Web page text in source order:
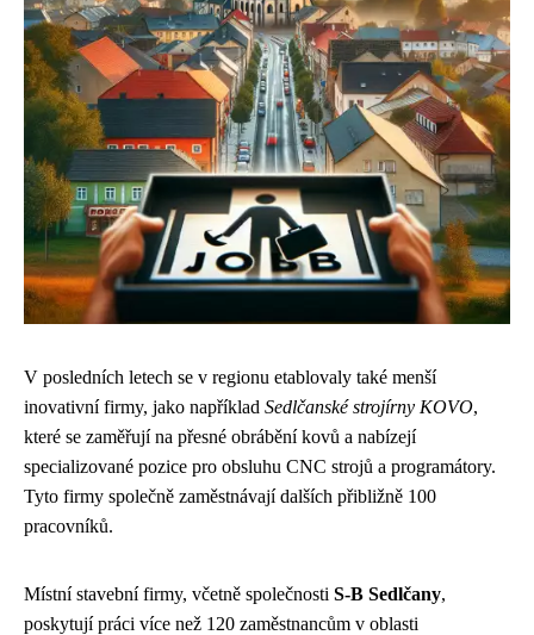
V posledních letech se v regionu etablovaly také menší
inovativní firmy, jako například Sedlčanské strojírny KOVO,
které se zaměřují na přesné obrábění kovů a nabízejí
specializované pozice pro obsluhu CNC strojů a programátory.
Tyto firmy společně zaměstnávají dalších přibližně 100
pracovníků.
Místní stavební firmy, včetně společnosti S-B Sedlčany,
poskytují práci více než 120 zaměstnancům v oblasti